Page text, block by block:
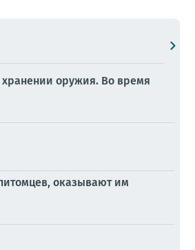
оружия. Во время
оказывают им